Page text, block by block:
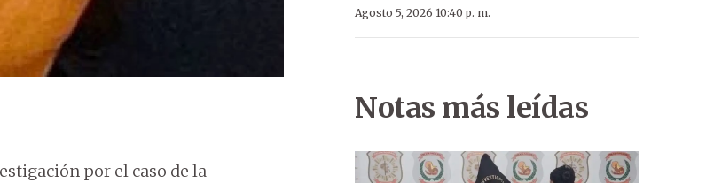
por el caso de la
Agosto 5, 2026 10:40 p. m.
Notas más leídas